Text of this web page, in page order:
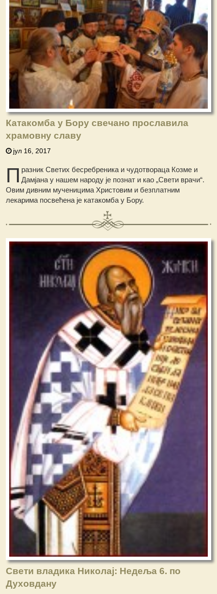
Катакомба у Бору свечано прославила
храмовну славу
јул 16, 2017
П разник Светих бесребреника и чудотвораца Козме и
Дамјана у нашем народу је познат и као „Свети врачи“.
Овим дивним мученицима Христовим и безплатним
лекарима посвећена је катакомба у Бору.
Свети владика Николај: Недеља 6. по
Духовдану